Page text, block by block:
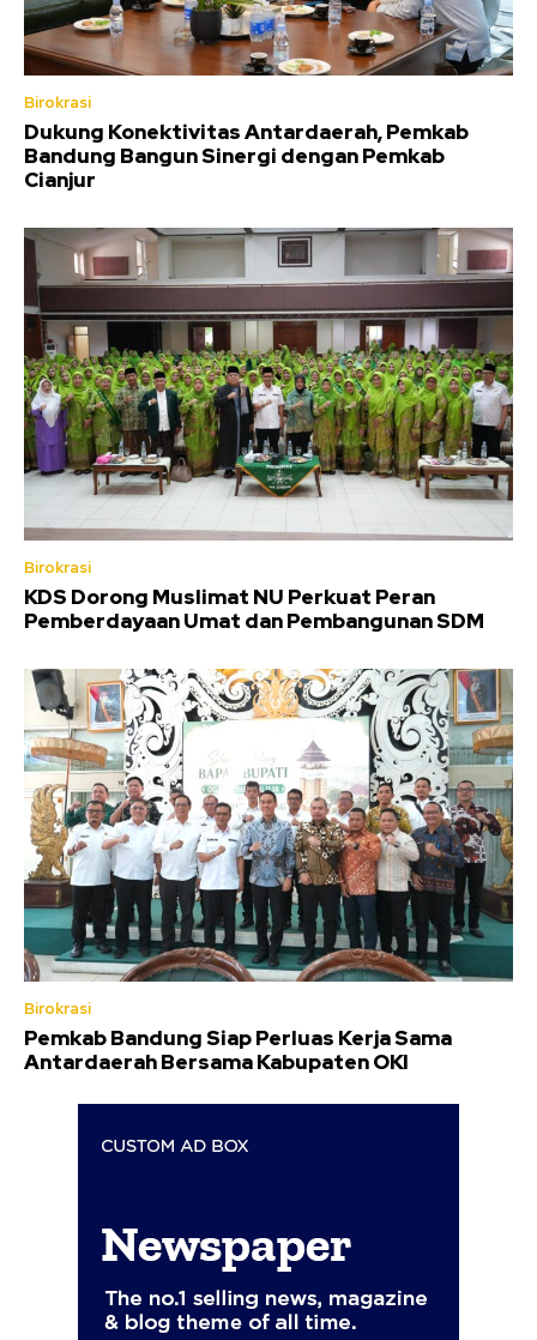
Birokrasi
Dukung Konektivitas Antardaerah, Pemkab
Bandung Bangun Sinergi dengan Pemkab
Cianjur
Birokrasi
KDS Dorong Muslimat NU Perkuat Peran
Pemberdayaan Umat dan Pembangunan SDM
Birokrasi
Pemkab Bandung Siap Perluas Kerja Sama
Antardaerah Bersama Kabupaten OKI